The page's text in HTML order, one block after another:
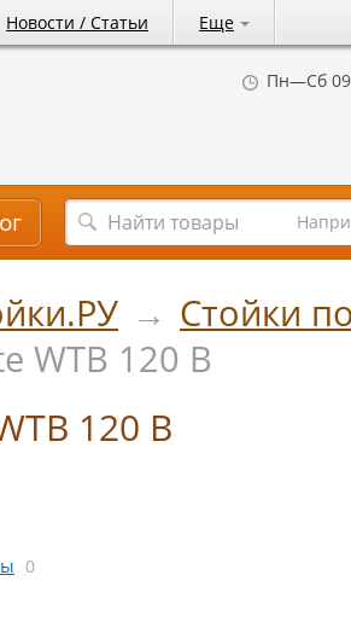
Новости / Статьи Еще
Пн—Сб
→ Стойки
WTB 120 B
120 B
0